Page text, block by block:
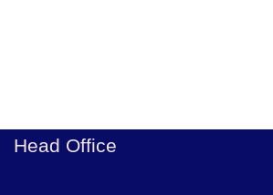
Head Office